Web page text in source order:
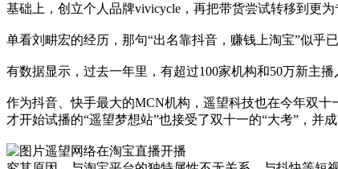
基础上，创立个人品牌vivicycle，再把带货尝试转移到更为
单看刘畊宏的经历，那句“出名靠抖音，赚钱上淘宝”似乎已
有数据显示，过去一年里，有超过100家机构和50万新主
作为抖音、快手最大的MCN机构，遥望科技也在今年双
才开始试播的“遥望梦想站”也接受了双十一的“大考”，并
遥望网络在淘宝直播开播